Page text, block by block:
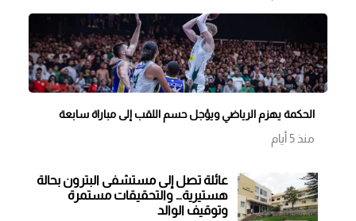
الحكمة يهزم الرياضي ويؤجل حسم اللقب إلى مباراة سابعة
منذ 5 أيام
عائلة تصل إلى مستشفى البترون بحالة
هستيرية… والتحقيقات مستمرة
وتوقيف الوالد